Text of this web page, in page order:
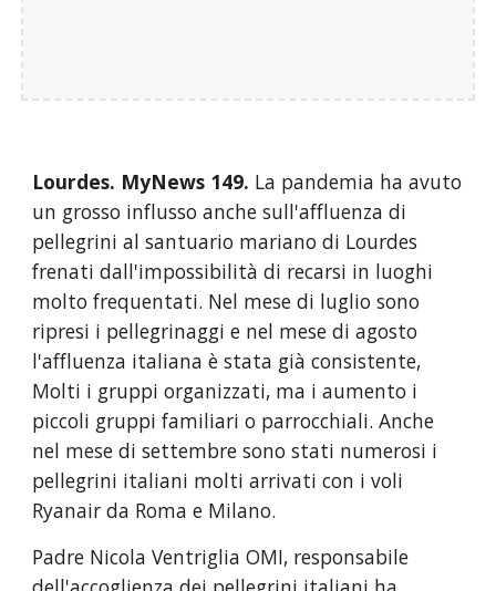
Lourdes. MyNews 149. La pandemia ha avuto
un grosso influsso anche sull'affluenza di
pellegrini al santuario mariano di Lourdes
frenati dall'impossibilità di recarsi in luoghi
molto frequentati. Nel mese di luglio sono
ripresi i pellegrinaggi e nel mese di agosto
l'affluenza italiana è stata già consistente,
Molti i gruppi organizzati, ma i aumento i
piccoli gruppi familiari o parrocchiali. Anche
nel mese di settembre sono stati numerosi i
pellegrini italiani molti arrivati con i voli
Ryanair da Roma e Milano.
Padre Nicola Ventriglia OMI, responsabile